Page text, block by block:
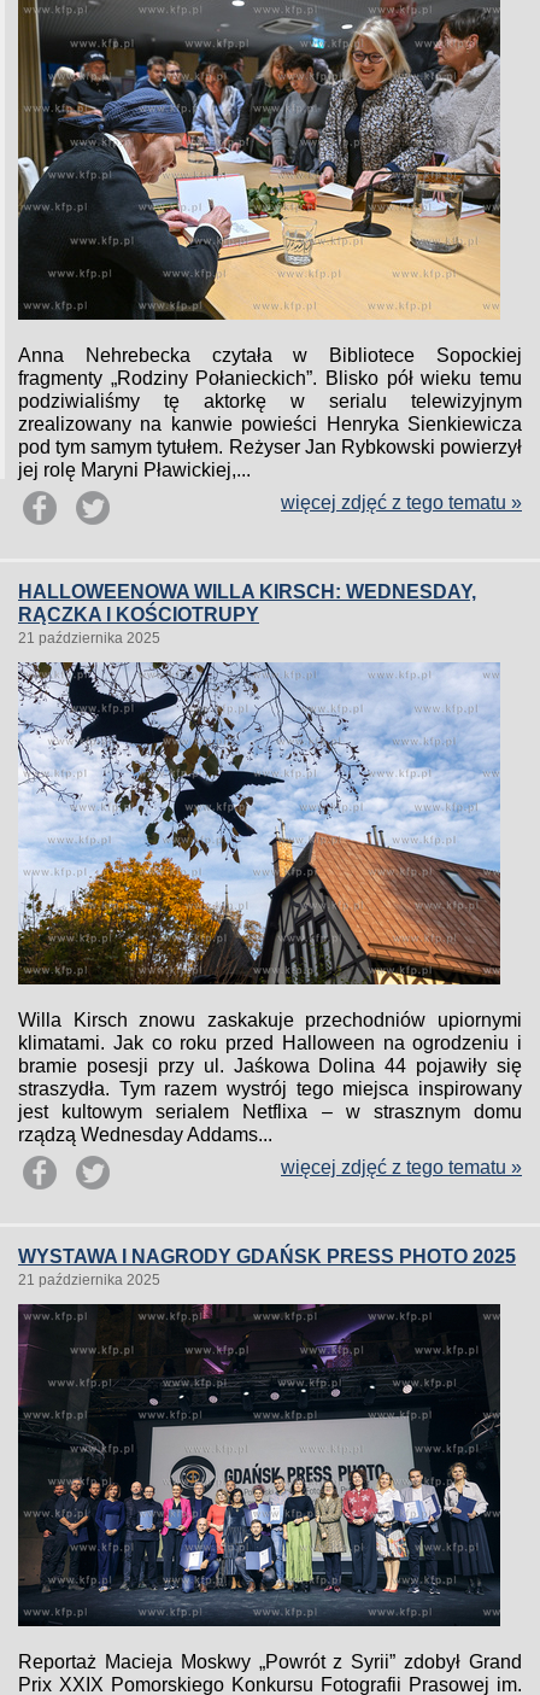
Anna Nehrebecka czytała w Bibliotece Sopockiej
fragmenty „Rodziny Połanieckich”. Blisko pół wieku temu
podziwialiśmy tę aktorkę w serialu telewizyjnym
zrealizowany na kanwie powieści Henryka Sienkiewicza
pod tym samym tytułem. Reżyser Jan Rybkowski powierzył
jej rolę Maryni Pławickiej,...
więcej zdjęć z tego tematu »
HALLOWEENOWA WILLA KIRSCH: WEDNESDAY,
RĄCZKA I KOŚCIOTRUPY
21 października 2025
Willa Kirsch znowu zaskakuje przechodniów upiornymi
klimatami. Jak co roku przed Halloween na ogrodzeniu i
bramie posesji przy ul. Jaśkowa Dolina 44 pojawiły się
straszydła. Tym razem wystrój tego miejsca inspirowany
jest kultowym serialem Netflixa – w strasznym domu
rządzą Wednesday Addams...
więcej zdjęć z tego tematu »
WYSTAWA I NAGRODY GDAŃSK PRESS PHOTO 2025
21 października 2025
Reportaż Macieja Moskwy „Powrót z Syrii” zdobył Grand
Prix XXIX Pomorskiego Konkursu Fotografii Prasowej im.